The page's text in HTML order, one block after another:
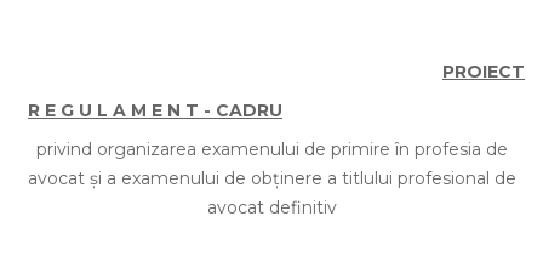
PROIECT
R E G U L A M E N T - CADRU
privind organizarea examenului de primire în profesia de
avocat şi a examenului de obţinere a titlului profesional de
avocat definitiv